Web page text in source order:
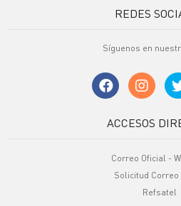
REDES
Síguenos en
ACCESOS
Correo Oficial -
Solicitud Correo
Refsatel